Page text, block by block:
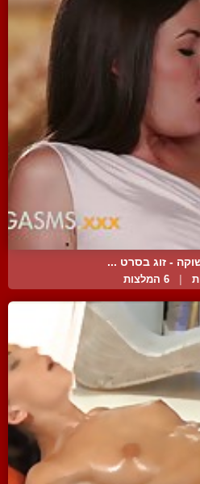
- זוג בסרט ...
6 המלצות